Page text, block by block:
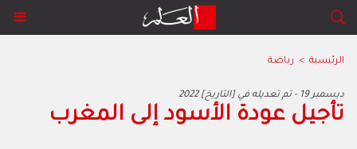
الرئيسية > رياضة
2022 ديسمبر 19 - تم تعديله في [التاريخ]
تأجيل عودة الأسود إلى المغرب